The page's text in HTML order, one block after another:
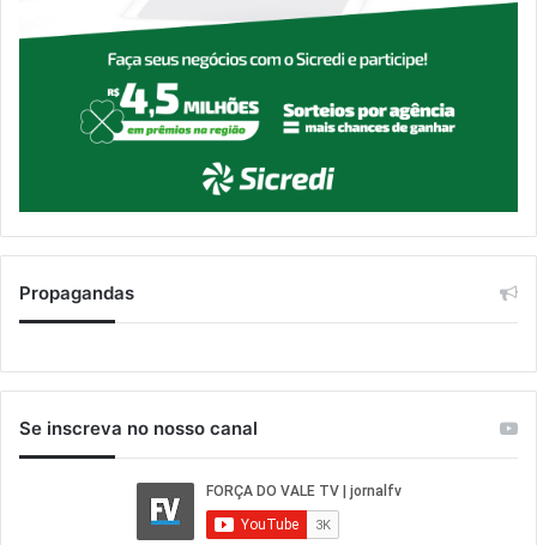
Propagandas
Se inscreva no nosso canal